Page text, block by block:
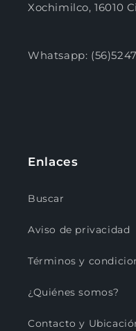
Xochimilco, 16010
Whatsapp:
Enlaces
Buscar
Aviso de privacidad
Términos y
¿Quiénes somos?
Contacto y